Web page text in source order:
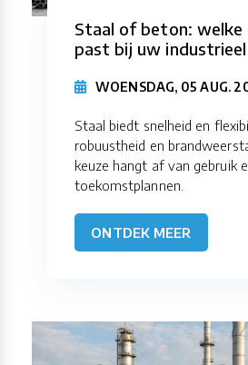
Staal of beton:
past bij uw
WOENSDAG, 05 AUG.
Staal biedt snelheid en
robuustheid en
keuze hangt af van gebruik
toekomstplannen.
ONTDEK MEER